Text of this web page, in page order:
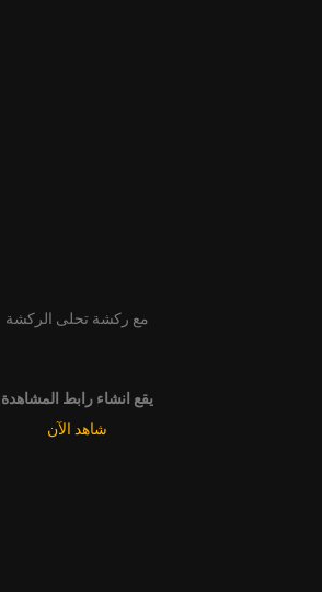
مع ركشة تحلى الركشة
يقع انشاء رابط المشاهدة
شاهد الآن